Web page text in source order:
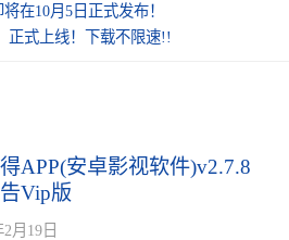
在10月5日正式发布！
正式上线！下载不限速!!
APP(安卓影视软件)v2.7.8
Vip版
2月19日